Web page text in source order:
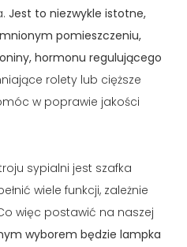
Jest to niezwykle istotne,
pomieszczeniu,
hormonu regulującego
rolety lub cięższe
w poprawie jakości
sypialni jest szafka
wiele funkcji, zależnie
więc postawić na naszej
wyborem będzie lampka